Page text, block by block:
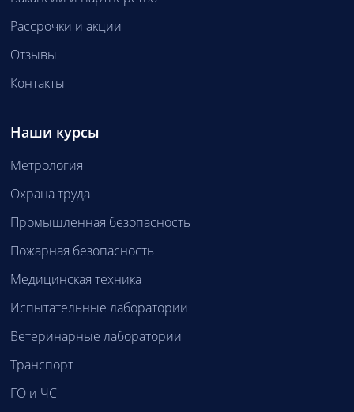
Рассрочки и акции
Отзывы
Контакты
Наши курсы
Метрология
Охрана труда
Промышленная безопасность
Пожарная безопасность
Медицинская техника
Испытательные лаборатории
Ветеринарные лаборатории
Транспорт
ГО и ЧС